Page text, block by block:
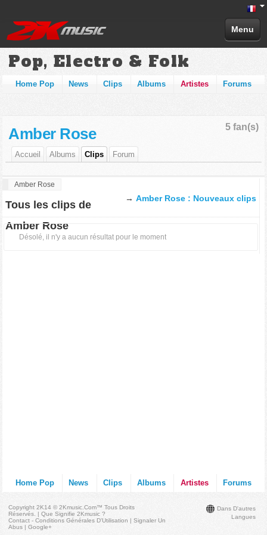
Menu
Pop, Electro & Folk
Home Pop News Clips Albums Artistes Forums
5 fan(s)
Amber Rose
Accueil Albums Clips Forum
Amber Rose
→ Amber Rose : Nouveaux clips
Tous les clips de
Amber Rose
Désolé, il n'y a aucun résultat pour le moment
Home Pop News Clips Albums Artistes Forums
Dans D'autres
Langues
Copyright 2K14 © 2Kmusic.com™Tous Droits
Réservés . |Que Signifie 2Kmusic ?
Contact - Conditions Générales D'Utilisation |Signaler Un
Abus |Google+